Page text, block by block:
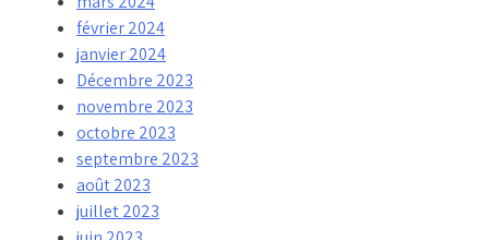
février 2024
janvier 2024
Décembre 2023
novembre 2023
octobre 2023
septembre 2023
août 2023
juillet 2023